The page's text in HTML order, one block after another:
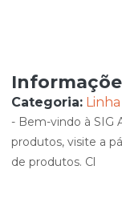
Categoria:
- Bem-vindo à SIG
produtos, visite a
de produtos. Cl